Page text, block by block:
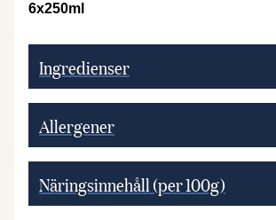
6x250ml
Ingredienser
Allergener
Näringsinnehåll (per 100g)